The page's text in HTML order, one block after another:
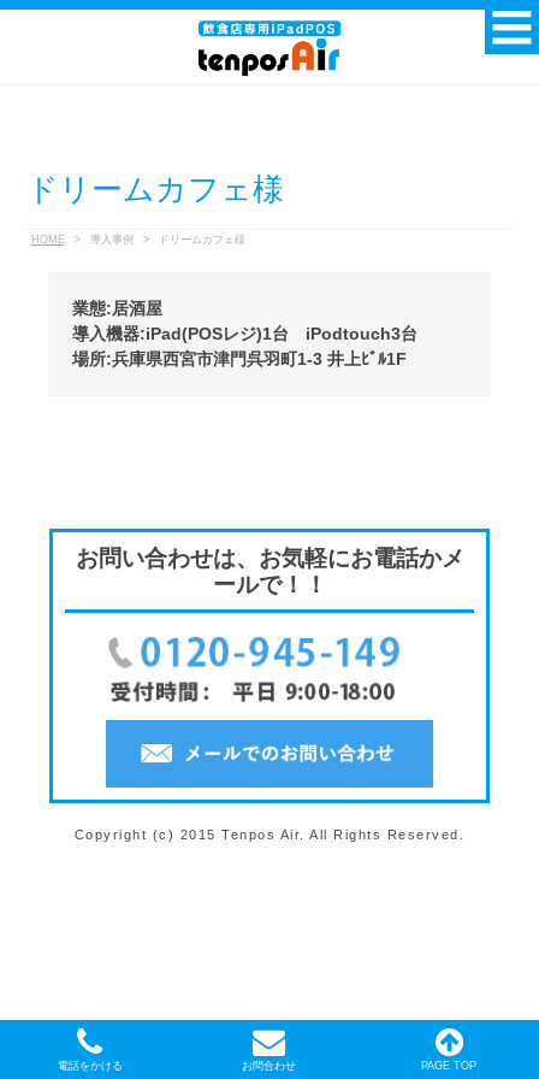
ドリームカフェ様
HOME > 導入事例 > ドリームカフェ様
業態:居酒屋
導入機器:iPad(POSレジ)1台 iPodtouch3台
場所:兵庫県西宮市津門呉羽町1-3 井上ﾋﾞﾙ1F
お問い合わせは、お気軽にお電話かメ
ールで！！
Copyright (c) 2015 Tenpos Air. All Rights Reserved.
電話をかける お問合わせ PAGE TOP